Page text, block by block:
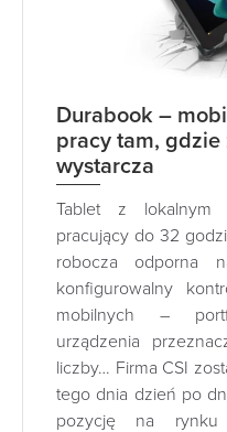
Durabook –
pracy tam, gdzie
wystarcza
Tablet z lokalnym
pracujący do 32
robocza odporna
konfigurowalny
mobilnych –
urządzenia
liczby… Firma CSI
tego dnia dzień po
pozycję na rynku